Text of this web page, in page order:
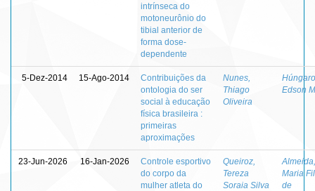
intrínseca do
motoneurônio do
tibial anterior de
forma dose-
dependente
5-Dez-2014 15-Ago-2014
Contribuições da
ontologia do ser
social à educação
física brasileira :
primeiras
aproximações
Nunes,
Thiago
Oliveira
Edson
23-Jun-2026 16-Jan-2026
Controle esportivo
do corpo da
mulher atleta do
Queiroz,
Tereza
Soraia Silva
Maria
de